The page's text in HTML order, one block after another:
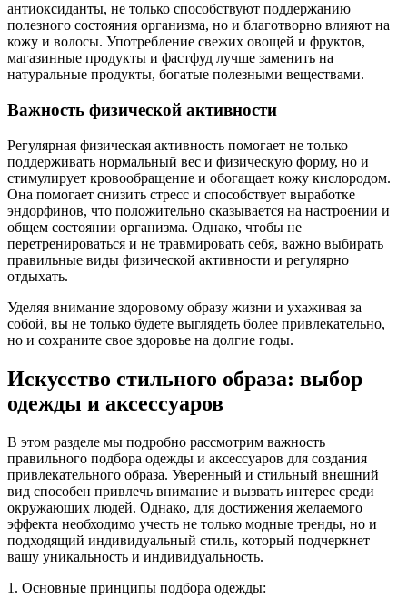
антиоксиданты, не только способствуют поддержанию
полезного состояния организма, но и благотворно влияют на
кожу и волосы. Употребление свежих овощей и фруктов,
магазинные продукты и фастфуд лучше заменить на
натуральные продукты, богатые полезными веществами.
Важность физической активности
Регулярная физическая активность помогает не только
поддерживать нормальный вес и физическую форму, но и
стимулирует кровообращение и обогащает кожу кислородом.
Она помогает снизить стресс и способствует выработке
эндорфинов, что положительно сказывается на настроении и
общем состоянии организма. Однако, чтобы не
перетренироваться и не травмировать себя, важно выбирать
правильные виды физической активности и регулярно
отдыхать.
Уделяя внимание здоровому образу жизни и ухаживая за
собой, вы не только будете выглядеть более привлекательно,
но и сохраните свое здоровье на долгие годы.
Искусство стильного образа: выбор
одежды и аксессуаров
В этом разделе мы подробно рассмотрим важность
правильного подбора одежды и аксессуаров для создания
привлекательного образа. Уверенный и стильный внешний
вид способен привлечь внимание и вызвать интерес среди
окружающих людей. Однако, для достижения желаемого
эффекта необходимо учесть не только модные тренды, но и
подходящий индивидуальный стиль, который подчеркнет
вашу уникальность и индивидуальность.
1. Основные принципы подбора одежды: